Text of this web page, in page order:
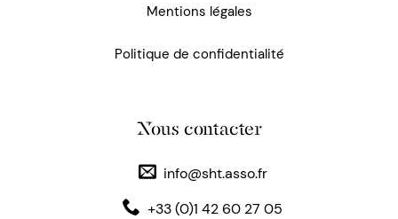
Mentions légales
Politique de confidentialité
Nous contacter
info@sht.asso.fr
+33 (0)1 42 60 27 05